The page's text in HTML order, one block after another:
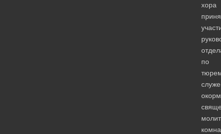
хора
по